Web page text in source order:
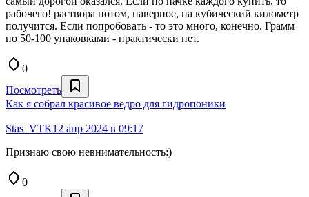
рабочего! раствора потом, наверное, на кубический километр
получится. Если попробовать - то это много, конечно. Грамм
по 50-100 упаковками - практически нет.
0
Посмотреть
Как я собрал красивое ведро для гидропоники
Stas_VTK12 апр 2024 в 09:17
Признаю свою невнимательность:)
0